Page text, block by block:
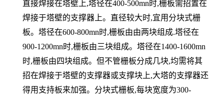
直接焊接在塔壁上,塔径在400-500mn时,栅板需招置在
焊接于塔壁的支撑器上。直径较大时,宜用分块式栅
板。塔径在600-800mn时,栅板由由两块组成.塔径在
900-1200mn时,栅板由三块组成。塔径在1400-1600mn
时,栅板由四块组成。但不管栅板分成几块,均需将其
招在焊接于塔壁的支撑器或支撑块上,大塔的支撑器还
得用支持板来加强。分块式栅板,每块宽度为300-